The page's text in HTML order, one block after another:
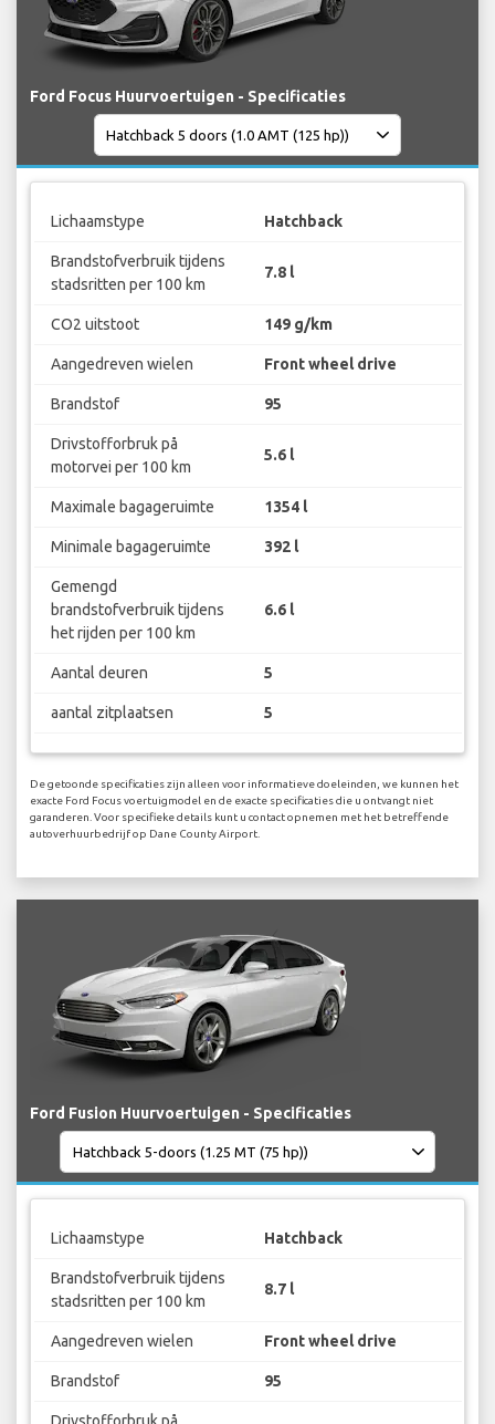
Ford Focus Huurvoertuigen - Specificaties
Lichaamstype Hatchback
Brandstofverbruik tijdens
stadsritten per 100 km
7.8 l
CO2 uitstoot 149 g/km
Aangedreven wielen Front wheel drive
Brandstof 95
Drivstofforbruk på
motorvei per 100 km
5.6 l
Maximale bagageruimte 1354 l
Minimale bagageruimte 392 l
Gemengd
brandstofverbruik tijdens
het rijden per 100 km
6.6 l
Aantal deuren 5
aantal zitplaatsen 5
De getoonde specificaties zijn alleen voor informatieve doeleinden, we kunnen het
exacte Ford Focus voertuigmodel en de exacte specificaties die u ontvangt niet
garanderen. Voor specifieke details kunt u contact opnemen met het betreffende
autoverhuurbedrijf op Dane County Airport.
Ford Fusion Huurvoertuigen - Specificaties
Lichaamstype Hatchback
Brandstofverbruik tijdens
stadsritten per 100 km
8.7 l
Aangedreven wielen Front wheel drive
Brandstof 95
Drivstofforbruk på